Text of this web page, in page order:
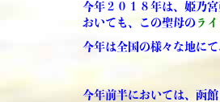
今年２０１８年は、姫乃
おいても、この聖母の ラ
今年は全国の様々な地に
今年前半においては、函